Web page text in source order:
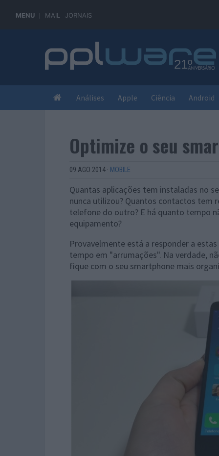
MENU MAIL JORNAIS
Análises Apple Ciência Android
Optimize o seu
09 AGO 2014 · MOBILE
Quantas aplicações tem instaladas no
nunca utilizou? Quantos contactos tem
telefone do outro? E há quanto tempo
equipamento?
Provavelmente está a responder a
tempo em "arrumações". Na verdade,
fique com o seu smartphone mais